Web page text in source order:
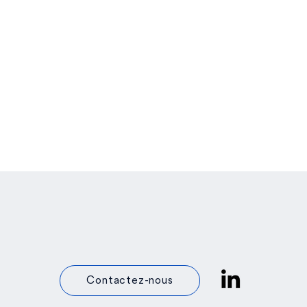
Pleion figure pour la
Contactez-nous